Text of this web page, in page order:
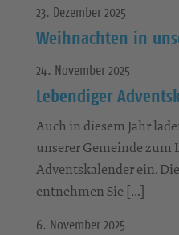
23. Dezember 2025
Weihnachten in
24. November 2025
Lebendiger
Auch in diesem Jahr
unserer Gemeinde zum
Adventskalender ein.
entnehmen Sie […]
6. November 2025